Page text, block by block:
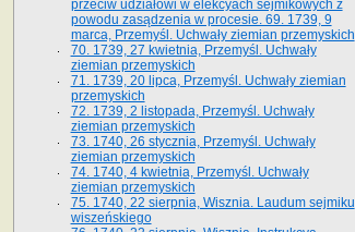
przeciw udziałowi w elekcyach sejmikowych z
powodu zasądzenia w procesie. 69. 1739, 9
marca, Przemyśl. Uchwały ziemian przemyskich
70. 1739, 27 kwietnia, Przemyśl. Uchwały
ziemian przemyskich
71. 1739, 20 lipca, Przemyśl. Uchwały ziemian
przemyskich
72. 1739, 2 listopada, Przemyśl. Uchwały
ziemian przemyskich
73. 1740, 26 stycznia, Przemyśl. Uchwały
ziemian przemyskich
74. 1740, 4 kwietnia, Przemyśl. Uchwały
ziemian przemyskich
75. 1740, 22 sierpnia, Wisznia. Laudum sejmiku
wiszeńskiego